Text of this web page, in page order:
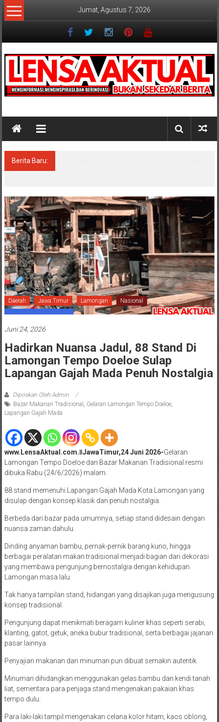
Lompat
ke
Jumat, Agustus 7, 2026
Berita Baru:
Daerah Jawa Timur Lamongan Nasional
Juni 24, 2026
Hadirkan Nuansa Jadul, 88 Stand Di
Lamongan Tempo Doeloe Sulap
Lapangan Gajah Mada Penuh Nostalgia
Diposkan Oleh:Admin
Bazar Makanan Tradisional
Gelaran Lamongan Tempo Doeloe,
Lapangan Gajah Mada
www.LensaAktual.com.ǁJawaTimur,24 Juni 2026-Gelaran
Lamongan Tempo Doeloe dan Bazar Makanan Tradisional resmi
dibuka Rabu (24/6/2026) malam.
88 stand memenuhi Lapangan Gajah Mada Kota Lamongan yang
disulap dengan konsep klasik dan penuh nostalgia.
Berbeda dari bazar pada umumnya, setiap stand didesain dengan
nuansa zaman dahulu.
Dinding anyaman bambu, pernak-pernik barang kuno, hingga
berbagai peralatan makan tradisional menjadi bagian dari dekorasi
yang membawa pengunjung bernostalgia dengan kehidupan
Lamongan masa lalu.
Tak hanya tampilan stand, hidangan yang disajikan juga mengusung
konsep tradisional.
Pengunjung dapat menikmati beragam kuliner khas seperti serabi,
klanting, gatot, getuk, aneka bubur tradisional, serta berbagai jajanan
pasar lainnya.
Penyajian makanan dan minuman pun dibuat semakin autentik.
Minuman dihidangkan menggunakan gelas bambu dan kendi tanah
liat, sementara para penjaga stand mengenakan pakaian khas
tempo dulu.
Para laki-laki tampil mengenakan celana kolor hitam, kaos oblong,